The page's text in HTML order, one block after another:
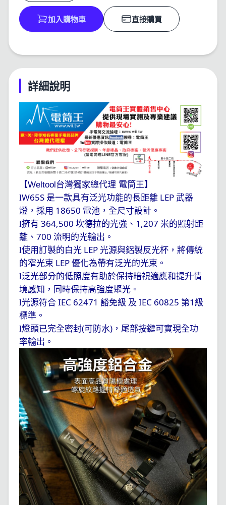
加入購物車 直接購買
詳細說明
【Weltool台灣獨家總代理 電筒王】
lW65S 是一款具有泛光功能的長距離 LEP 武器
燈，採用 18650 電池，全尺寸設計。
l擁有 364,500坎德拉的光強、 1,207 米的照射距
離、700流明的光輸出。
l使用訂製的白光 LEP 光源與鋁製反光杯，將傳統
的窄光束 LEP優化為帶有泛光的光束。
l泛光部分的低照度有助於保持暗視適應和提升情
境感知，同時保持高強度聚光。
l光源符合 IEC 62471 豁免級 及 IEC 60825 第1 級
標準。
l燈頭已完全密封(可防水) ，尾部按鍵可實現全功
率輸出。